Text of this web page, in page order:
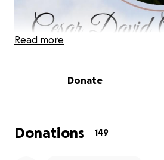
contra el cáncer , quedando
Read more
Donate
Donations 149